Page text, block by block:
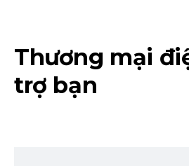
Thương mại
trợ bạn